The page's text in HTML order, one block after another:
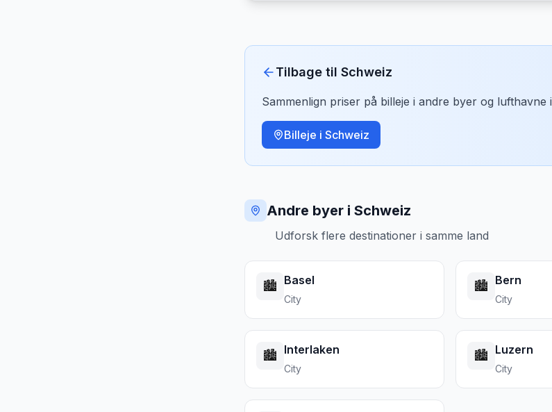
Tilbage til Schweiz
Sammenlign priser på billeje i andre byer og lufthavne i
Billeje i Schweiz
Andre byer i Schweiz
Udforsk flere destinationer i samme land
🏙️ Basel
City
🏙️ Bern
City
🏙️ Interlaken
City
🏙️ Luzern
City